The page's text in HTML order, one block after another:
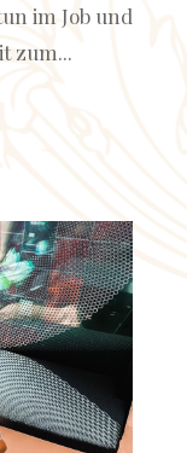
im Job und
zum...